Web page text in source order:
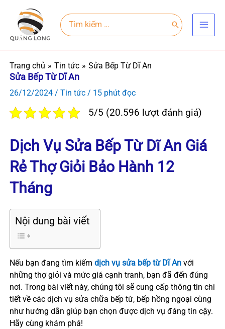
dung
Search
for:
Trang chủ Tin tức Sửa Bếp Từ Dĩ An
Sửa Bếp Từ Dĩ An
26/12/2024 / Tin tức/ 15 phút đọc
5/5 (20.596 lượt đánh giá)
Dịch Vụ Sửa Bếp Từ Dĩ An Giá
Rẻ Thợ Giỏi Bảo Hành 12
Tháng
Nội dung bài viết
Nếu bạn đang tìm kiếm dịch vụ sửa bếp từ Dĩ Anvới
những thợ giỏi và mức giá cạnh tranh, bạn đã đến đúng
nơi. Trong bài viết này, chúng tôi sẽ cung cấp thông tin chi
tiết về các dịch vụ sửa chữa bếp từ, bếp hồng ngoại cùng
như hướng dẫn giúp bạn chọn được dịch vụ đáng tin cậy.
Hãy cùng khám phá!